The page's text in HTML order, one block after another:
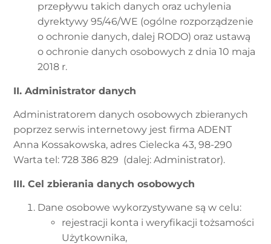
przepływu takich danych oraz uchylenia
dyrektywy 95/46/WE (ogólne rozporządzenie
o ochronie danych, dalej RODO) oraz ustawą
o ochronie danych osobowych z dnia 10 maja
2018 r.
II. Administrator danych
Administratorem danych osobowych zbieranych
poprzez serwis internetowy jest firma ADENT
Anna Kossakowska, adres Cielecka 43, 98-290
Warta tel: 728 386 829 (dalej: Administrator).
III. Cel zbierania danych osobowych
Dane osobowe wykorzystywane są w celu:
rejestracji konta i weryfikacji tożsamości
Użytkownika,